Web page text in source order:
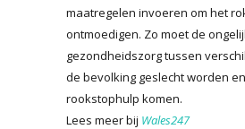
maatregelen invoeren om het
ontmoedigen. Zo moet de
gezondheidszorg tussen
de bevolking geslecht worden
rookstophulp komen.
Lees meer bij Wales247